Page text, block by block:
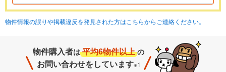
物件情報の誤りや掲載違反を発見された方はこちらからご連絡ください。
物件購入者は 平均6物件以上 の
お問い合わせをしています※1